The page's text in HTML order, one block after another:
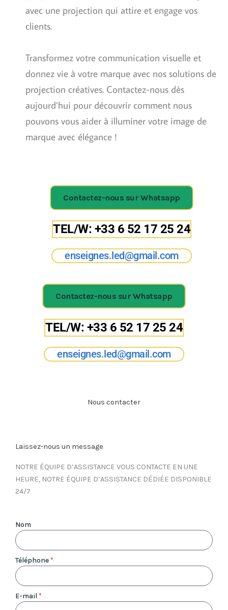
avec une projection qui attire et engage vos
clients.
Transformez votre communication visuelle et
donnez vie à votre marque avec nos solutions de
projection créatives. Contactez-nous dès
aujourd’hui pour découvrir comment nous
pouvons vous aider à illuminer votre image de
marque avec élégance !
Contactez-nous sur Whatsapp
TEL/W: +33 6 52 17 25 24
enseignes.led@gmail.com
Contactez-nous sur Whatsapp
TEL/W: +33 6 52 17 25 24
enseignes.led@gmail.com
Nous contacter
Laissez-nous un message
NOTRE ÉQUIPE D’ASSISTANCE VOUS CONTACTE EN UNE
HEURE, NOTRE ÉQUIPE D’ASSISTANCE DÉDIÉE DISPONIBLE
24/7
Nom
Téléphone *
E-mail *